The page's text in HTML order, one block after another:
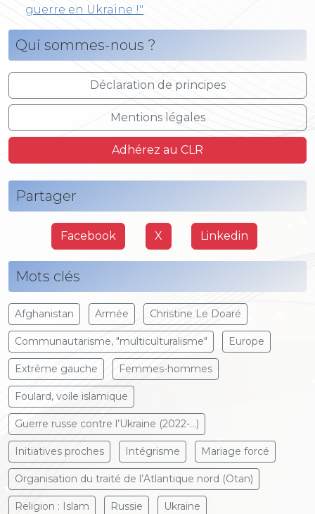
guerre en Ukraine !"
Qui sommes-nous ?
Déclaration de principes
Mentions légales
Adhérez au CLR
Partager
Facebook X Linkedin
Mots clés
Afghanistan Armée Christine Le Doaré
Communautarisme, "multiculturalisme" Europe
Extrême gauche Femmes-hommes
Foulard, voile islamique
Guerre russe contre l’Ukraine (2022-...)
Initiatives proches Intégrisme Mariage forcé
Organisation du traité de l’Atlantique nord (Otan)
Religion : Islam Russie Ukraine